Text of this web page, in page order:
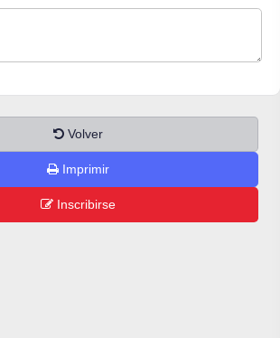
Volver
Imprimir
Inscribirse